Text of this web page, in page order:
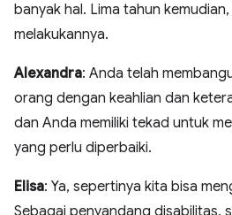
banyak hal. Lima tahun
melakukannya.
Alexandra: Anda telah
orang dengan keahlian dan
dan Anda memiliki tekad untuk
yang perlu diperbaiki.
Elisa: Ya, sepertinya kita bisa